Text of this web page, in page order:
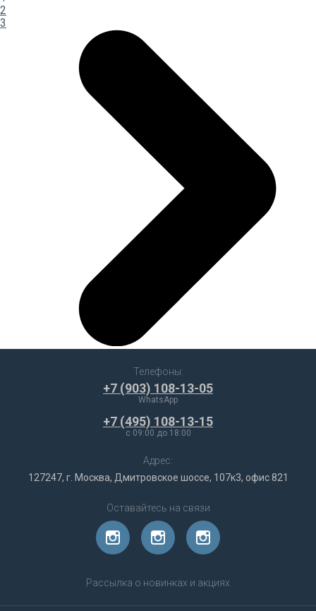
2
3
Телефоны:
+7 (903) 108-13-05
WhatsApp
+7 (495) 108-13-15
c 09:00 до 18:00
Адрес:
127247, г. Москва, Дмитровское шоссе, 107к3, офис 821
Оставайтесь на связи
Рассылка о новинках и акциях